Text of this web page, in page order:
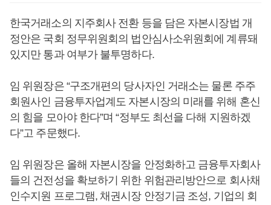
한국거래소의 지주회사 전환 등을 담은 자본시장법 개
정안은 국회 정무위원회의 법안심사소위원회에 계류돼
있지만 통과 여부가 불투명하다.
임 위원장은 “구조개편의 당사자인 거래소는 물론 주주
회원사인 금융투자업계도 자본시장의 미래를 위해 혼신
의 힘을 모아야 한다”며 “정부도 최선을 다해 지원하겠
다”고 주문했다.
임 위원장은 올해 자본시장을 안정화하고 금융투자회사
들의 건전성을 확보하기 위한 위험관리방안으로 회사채
인수지원 프로그램, 채권시장 안정기금 조성, 기업의 회